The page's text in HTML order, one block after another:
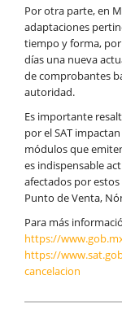
Por otra parte, en
adaptaciones
tiempo y forma,
días una nueva
de comprobantes
autoridad.
Es importante
por el SAT
módulos que
es indispensable
afectados por
Punto de Venta,
Para más
https://
https://
cancelacion